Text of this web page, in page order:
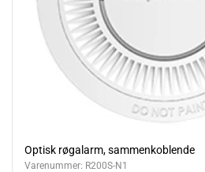
Optisk røgalarm, sammenkoblende
Varenummer: R200S-N1